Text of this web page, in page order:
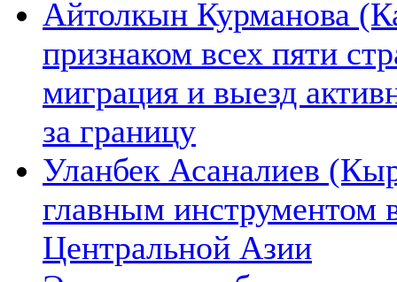
Айтолкын Курманова
признаком всех пяти
миграция и выезд
за границу
Уланбек Асаналиев
главным инструментом
Центральной Азии